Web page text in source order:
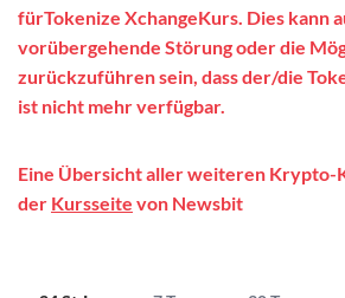
fürTokenize XchangeKurs. Dies kann
vorübergehende Störung oder die
zurückzuführen sein, dass der/die
ist nicht mehr verfügbar.
Eine Übersicht aller weiteren Krypto-
der Kursseite von Newsbit